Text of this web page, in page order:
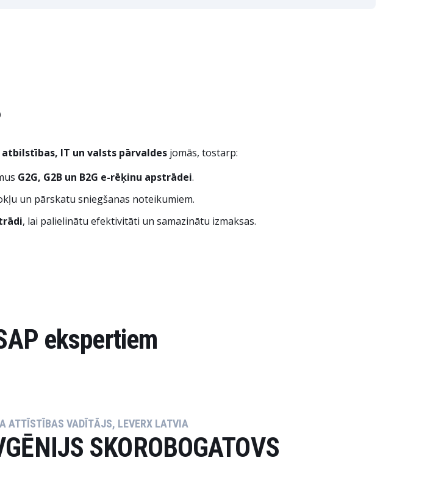
IT un valsts pārvaldes jomās, tostarp:
G2G, G2B un B2G e-rēķinu apstrādei.
un pārskatu sniegšanas noteikumiem.
, lai palielinātu efektivitāti un samazinātu izmaksas.
ekspertiem
ATTĪSTĪBAS VADĪTĀJS, LEVERX LATVIA
SKOROBOGATOVS